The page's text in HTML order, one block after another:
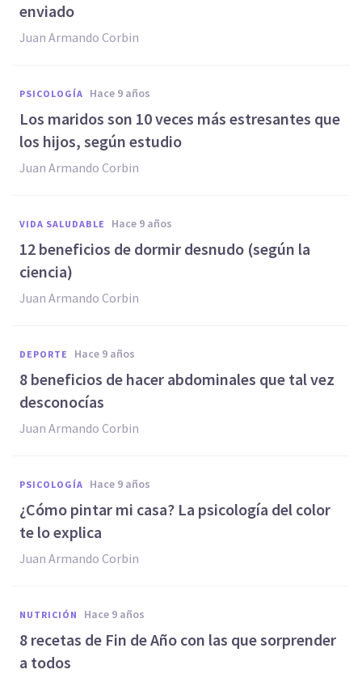
enviado
Juan Armando Corbin
PSICOLOGÍA hace 9 años
​Los maridos son 10 veces más estresantes que
los hijos, según estudio
Juan Armando Corbin
VIDA SALUDABLE hace 9 años
12 beneficios de dormir desnudo (según la
ciencia)
Juan Armando Corbin
DEPORTE hace 9 años
8 beneficios de hacer abdominales que tal vez
desconocías
Juan Armando Corbin
PSICOLOGÍA hace 9 años
¿Cómo pintar mi casa? La psicología del color
te lo explica
Juan Armando Corbin
NUTRICIÓN hace 9 años
8 recetas de Fin de Año con las que sorprender
a todos